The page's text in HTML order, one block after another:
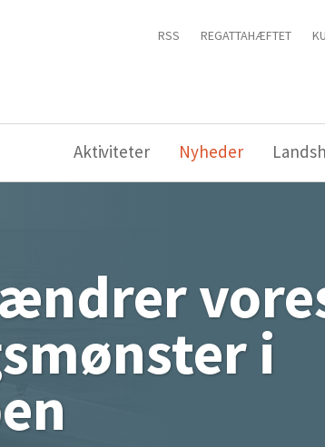
RSS REGATTAHÆFTET
Aktiviteter Nyheder
i